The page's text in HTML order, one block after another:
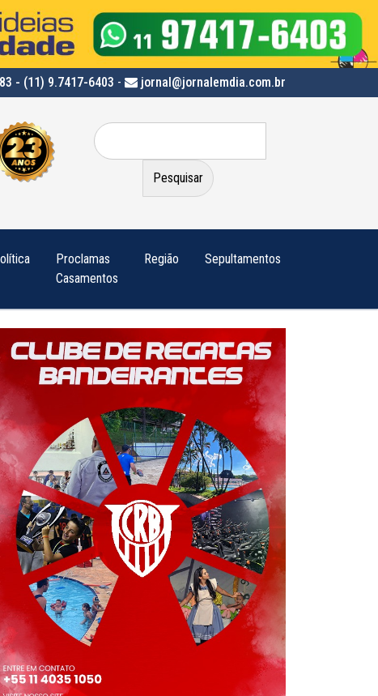
- (11) 9.7417-6403 - jornal@jornalemdia.com.br
Pesquisar
por:
Proclamas
Casamentos
Região Sepultamentos